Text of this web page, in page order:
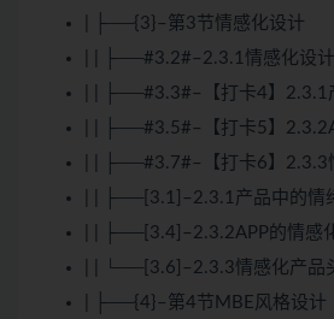
| ├──{3}–第3节情感化设计
| | ├──#3.2#–2.3.1情感化设
| | ├──#3.3#–【打卡4】2.3.1
| | ├──#3.5#–【打卡5】
| | ├──#3.7#–【打卡6】
| | ├──[3.1]–2.3.1产品中的情
| | ├──[3.4]–2.3.2APP的情感
| | └──[3.6]–2.3.3情感化产品
| ├──{4}–第4节MBE风格设计